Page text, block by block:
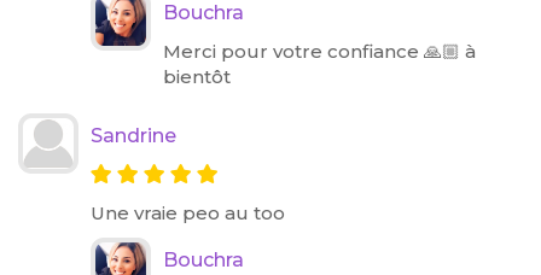
Bouchra
Merci pour votre confiance 🙏🏼 à
bientôt
Sandrine
Une vraie peo au too
Bouchra